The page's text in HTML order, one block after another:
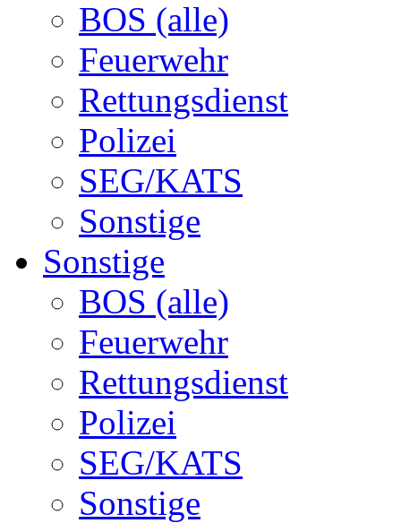
BOS (alle)
Feuerwehr
Rettungsdienst
Polizei
SEG/KATS
Sonstige
Sonstige
BOS (alle)
Feuerwehr
Rettungsdienst
Polizei
SEG/KATS
Sonstige